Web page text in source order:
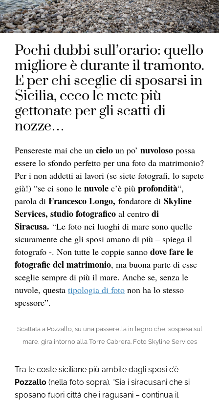
Pochi dubbi sull’orario: quello
migliore è durante il tramonto.
E per chi sceglie di sposarsi in
Sicilia, ecco le mete più
gettonate per gli scatti di
nozze…
Pensereste mai che un cielo un po’ nuvoloso possa
essere lo sfondo perfetto per una foto da matrimonio?
Per i non addetti ai lavori (se siete fotografi, lo sapete
già!) “se ci sono le nuvole c’è più profondità“,
parola di Francesco Longo, fondatore di Skyline
Services, studio fotografico al centro di
Siracusa. “Le foto nei luoghi di mare sono quelle
sicuramente che gli sposi amano di più – spiega il
fotografo -. Non tutte le coppie sanno dove fare le
fotografie del matrimonio, ma buona parte di esse
sceglie sempre di più il mare. Anche se, senza le
nuvole, questa tipologia di foto non ha lo stesso
spessore”.
Scattata a Pozzallo, su una passerella in legno che, sospesa sul
mare, gira intorno alla Torre Cabrera. Foto Skyline Services
Tra le coste siciliane più ambite dagli sposi c’è
Pozzallo (nella foto sopra). “Sia i siracusani che si
sposano fuori città che i ragusani – continua il